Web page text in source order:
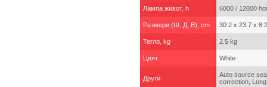
Лампа живот, h 6000 / 12000
Размери (Ш, Д, В), cm 30.2 x 23.7 x 8.2
Тегло, kg 2.5 kg
Цвят White
Други
Auto source
correction,